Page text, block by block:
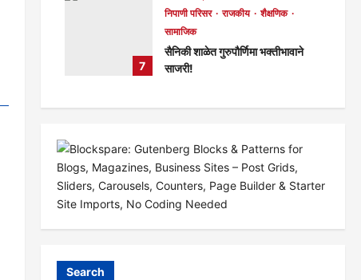
7
निपाणी परिसर
राजकीय
शैक्षणिक
सामाजिक
सैनिकी शाळेत गुरुपौर्णिमा भक्तीभावाने
साजरी!
Search